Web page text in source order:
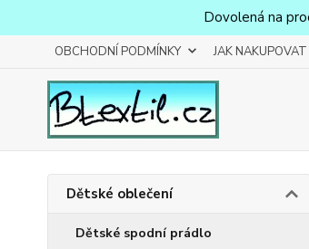
Dovolená na
OBCHODNÍ PODMÍNKY JAK NAKUPOVAT
Dětské oblečení
Dětské spodní prádlo